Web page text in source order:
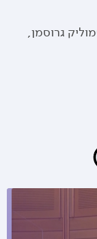
גרוסמן,